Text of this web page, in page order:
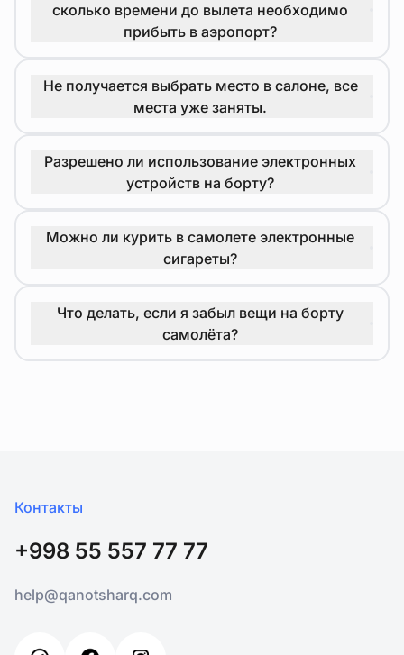
сколько времени до вылета необходимо
прибыть в аэропорт?
Не получается выбрать место в салоне, все
места уже заняты.
Разрешено ли использование электронных
устройств на борту?
Можно ли курить в самолете электронные
сигареты?
Что делать, если я забыл вещи на борту
самолёта?
Контакты
+998 55 557 77 77
help@qanotsharq.com